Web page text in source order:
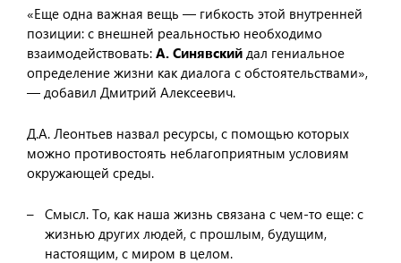
«Еще одна важная вещь — гибкость этой внутренней
позиции: с внешней реальностью необходимо
взаимодействовать: А. Синявский дал гениальное
определение жизни как диалога с обстоятельствами»,
— добавил Дмитрий Алексеевич.
Д.А. Леонтьев назвал ресурсы, с помощью которых
можно противостоять неблагоприятным условиям
окружающей среды.
Смысл. То, как наша жизнь связана с чем-то еще: с
жизнью других людей, с прошлым, будущим,
настоящим, с миром в целом.